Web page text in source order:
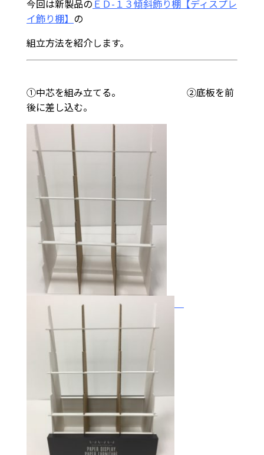
今回は新製品の ＥＤ-１３傾斜飾り棚【ディスプレ
イ飾り棚】 の
組立方法を紹介します。
①中芯を組み立てる。 ②底板を前
後に差し込む。